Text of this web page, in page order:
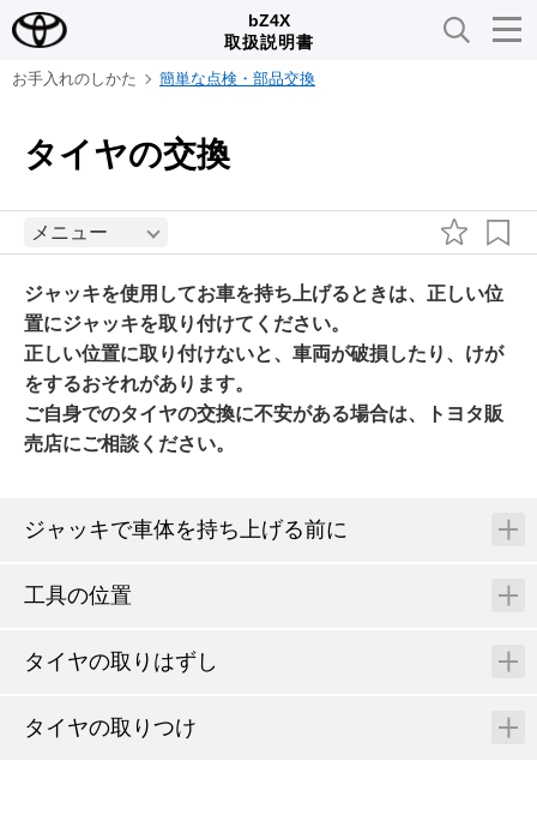
bZ4X
取扱説明書
お手入れのしかた 簡単な点検・部品交換
タイヤの交換
メニュー
ジャッキを使用してお車を持ち上げるときは、正しい位
置にジャッキを取り付けてください。
正しい位置に取り付けないと、車両が破損したり、けが
をするおそれがあります。
ご自身でのタイヤの交換に不安がある場合は、トヨタ販
売店にご相談ください。
ジャッキで車体を持ち上げる前に
工具の位置
タイヤの取りはずし
タイヤの取りつけ